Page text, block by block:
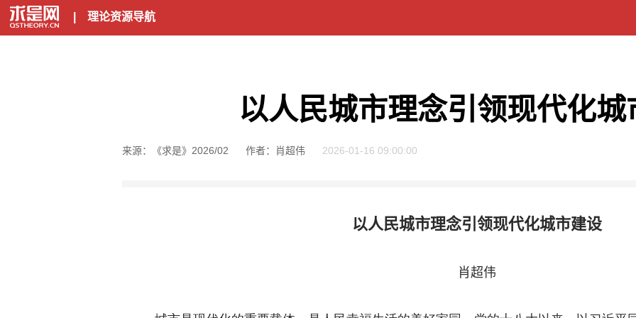
理论资源导航
以人民城市理念引领现代化城
来源：《求是》2026/02 作者：肖超伟 2026-01-16 09:00:00
以人民城市理念引领现代化城市建设
肖超伟